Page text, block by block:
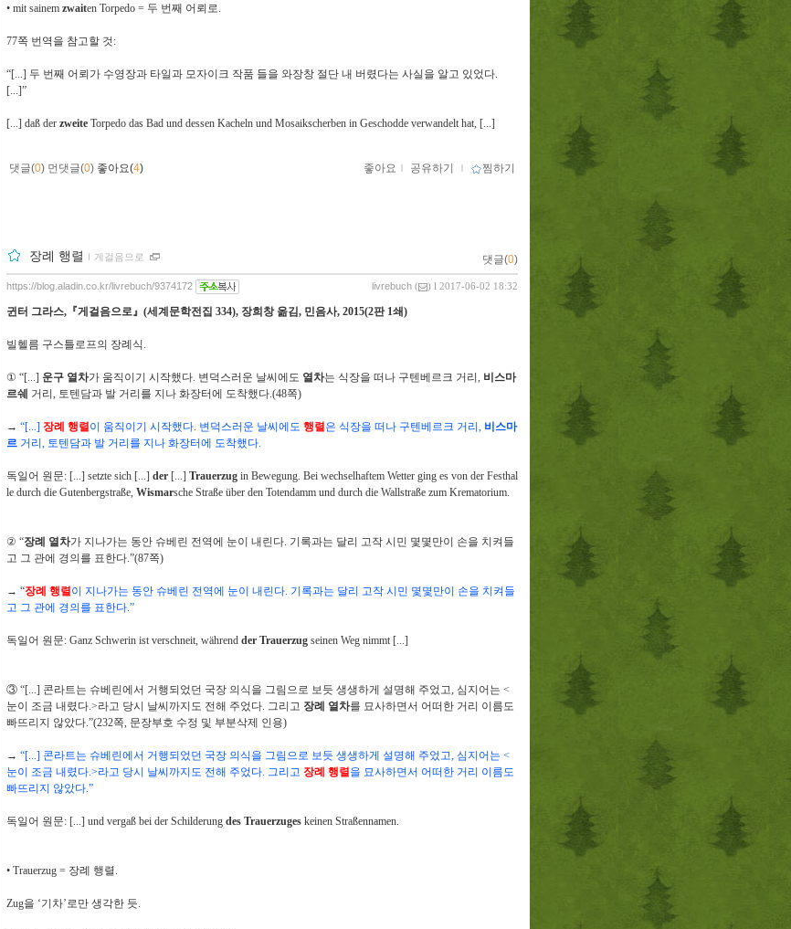
• mit sainem zwaiten Torpedo = 두 번째 어뢰로.
77쪽 번역을 참고할 것:
“[...] 두 번째 어뢰가 수영장과 타일과 모자이크 작품 들을 와장창 절단 내 버렸다는 사실을 알고 있었다.
[...]”
[...] daß der zweite Torpedo das Bad und dessen Kacheln und Mosaikscherben in Geschodde verwandelt hat, [...]
댓글(0) 먼댓글(0) 좋아요(4) 좋아요 ｌ 공유하기 ｌ 찜하기
장례 행렬 ｌ 게걸음으로 댓글(0)
livrebuch ( ) l 2017-06-02 18:32
https://blog.aladin.co.kr/livrebuch/9374172
귄터 그라스, 『게걸음으로』 (세계문학전집 334), 장희창 옮김, 민음사, 2015(2판 1쇄)
빌헬름 구스틀로프의 장례식 .
① “[...] 운구 열차가 움직이기 시작했다. 변덕스러운 날씨에도 열차는 식장을 떠나 구텐베르크 거리 , 비스마
르쉐 거리 , 토텐담과 발 거리를 지나 화장터에 도착했다.(48쪽)
→ “[...] 장례 행렬이 움직이기 시작했다. 변덕스러운 날씨에도 행렬은 식장을 떠나 구텐베르크 거리 , 비스마
르 거리 , 토텐담과 발 거리를 지나 화장터에 도착했다.
독일어 원문: [...] setzte sich [...] der [...] Trauerzug in Bewegung. Bei wechselhaftem Wetter ging es von der Festhal
le durch die Gutenbergstraße, Wismarsche Straße über den Totendamm und durch die Wallstraße zum Krematorium.
② “장례 열차가 지나가는 동안 슈베린 전역에 눈이 내린다. 기록과는 달리 고작 시민 몇몇만이 손을 치켜들
고 그 관에 경의를 표한다.”(87쪽)
→ “장례 행렬이 지나가는 동안 슈베린 전역에 눈이 내린다. 기록과는 달리 고작 시민 몇몇만이 손을 치켜들
고 그 관에 경의를 표한다.”
독일어 원문: Ganz Schwerin ist verschneit, während der Trauerzug seinen Weg nimmt [...]
③ “[...] 콘라트는 슈베린에서 거행되었던 국장 의식을 그림으로 보듯 생생하게 설명해 주었고, 심지어는 <
눈이 조금 내렸다.>라고 당시 날씨까지도 전해 주었다. 그리고 장례 열차를 묘사하면서 어떠한 거리 이름도
빠뜨리지 않았다.”(232쪽, 문장부호 수정 및 부분삭제 인용)
→ “[...] 콘라트는 슈베린에서 거행되었던 국장 의식을 그림으로 보듯 생생하게 설명해 주었고, 심지어는 <
눈이 조금 내렸다.>라고 당시 날씨까지도 전해 주었다. 그리고 장례 행렬을 묘사하면서 어떠한 거리 이름도
빠뜨리지 않았다.”
독일어 원문: [...] und vergaß bei der Schilderung des Trauerzuges keinen Straßennamen.
• Trauerzug = 장례 행렬 .
Zug을 ‘기차’로만 생각한 듯.